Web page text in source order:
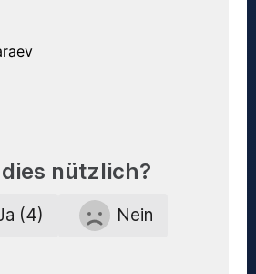
nützlich?
(4) Nein